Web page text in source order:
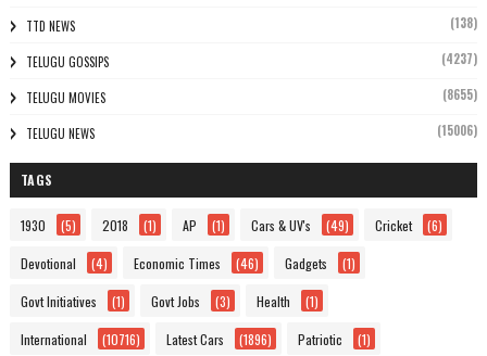
TTD NEWS (138)
TELUGU GOSSIPS (4237)
TELUGU MOVIES (8655)
TELUGU NEWS (15006)
TAGS
1930 (5) 2018 (1) AP (1) Cars & UV's (49) Cricket (6)
Devotional (4) Economic Times (46) Gadgets (1)
Govt Initiatives (1) Govt Jobs (3) Health (1)
International (10716) Latest Cars (1896) Patriotic (1)